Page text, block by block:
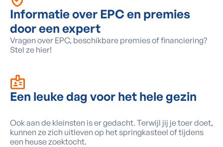
Informatie over EPC en premies
door een expert
Vragen over EPC, beschikbare premies of financiering?
Stel ze hier!
Een leuke dag voor het hele gezin
Ook aan de kleinsten is er gedacht. Terwijl jij je toer doet,
kunnen ze zich uitleven op het springkasteel of tijdens
een heuse zoektocht.